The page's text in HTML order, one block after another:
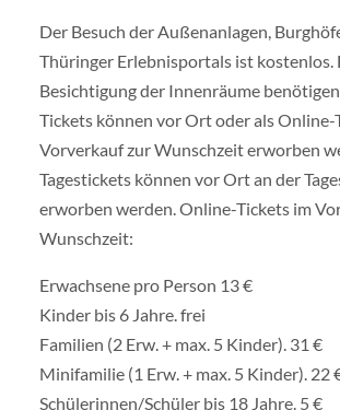
Der Besuch der Außenanlagen,
Thüringer Erlebnisportals ist kostenlos.
Besichtigung der Innenräume benötigen
Tickets können vor Ort oder als Online-
Vorverkauf zur Wunschzeit erworben
Tagestickets können vor Ort an der
erworben werden. Online-Tickets im
Wunschzeit:
Erwachsene pro Person 13 €
Kinder bis 6 Jahre. frei
Familien (2 Erw. + max. 5 Kinder). 31 €
Minifamilie (1 Erw. + max. 5 Kinder). 22
Schülerinnen/Schüler bis 18 Jahre. 5 €